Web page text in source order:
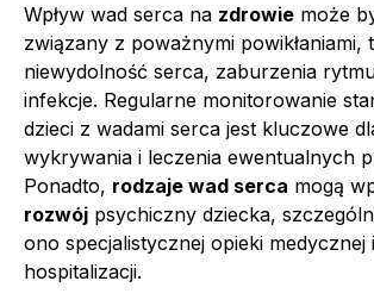
Wpływ wad serca na zdrowie może
związany z poważnymi powikłaniami,
niewydolność serca, zaburzenia
infekcje. Regularne monitorowanie
dzieci z wadami serca jest kluczowe
wykrywania i leczenia ewentualnych
Ponadto, rodzaje wad serca mogą
rozwój psychiczny dziecka,
ono specjalistycznej opieki medycznej
hospitalizacji.